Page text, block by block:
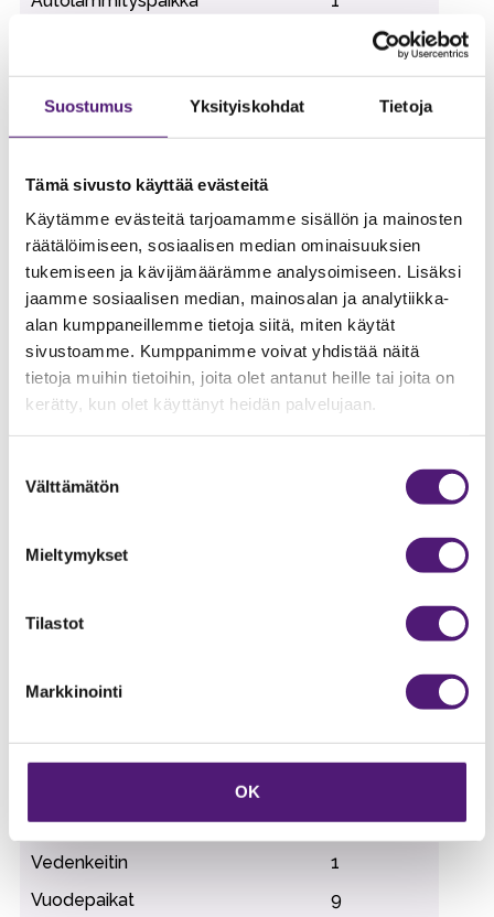
Suostumus Yksityiskohdat Tietoja
Tämä sivusto käyttää evästeitä
Käytämme evästeitä tarjoamamme sisällön ja mainosten
räätälöimiseen, sosiaalisen median ominaisuuksien
tukemiseen ja kävijämäärämme analysoimiseen. Lisäksi
jaamme sosiaalisen median, mainosalan ja analytiikka-
alan kumppaneillemme tietoja siitä, miten käytät
sivustoamme. Kumppanimme voivat yhdistää näitä
tietoja muihin tietoihin, joita olet antanut heille tai joita on
kerätty, kun olet käyttänyt heidän palvelujaan.
valinta
Välttämätön
Mieltymykset
Tilastot
Markkinointi
OK
Hiiligrilli
1
Ilmastointi
Internet-yhteys (Wi-Fi)
Jääkaappi
2
Kahvinkeitin
1
Kuivauskaappi
1
Kuumavesiallas
1
Leivänpaahdin
1
Lemmikkieläimet sallittu
1
Makuuhuoneiden lukumäärä
Pakastin/pakastelokero
m2
Suihku
1
Televisio
2
Vedenkeitin
1
Vuodepaikat
9